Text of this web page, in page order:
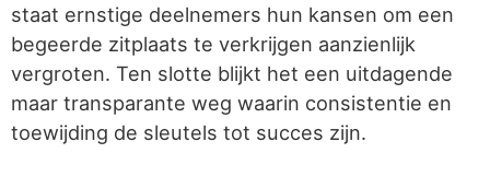
staat ernstige deelnemers hun kansen om een
begeerde zitplaats te verkrijgen aanzienlijk
vergroten. Ten slotte blijkt het een uitdagende
maar transparante weg waarin consistentie en
toewijding de sleutels tot succes zijn.